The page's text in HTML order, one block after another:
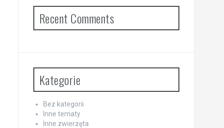
Recent Comments
Kategorie
Bez kategorii
Inne tematy
Inne zwierzęta